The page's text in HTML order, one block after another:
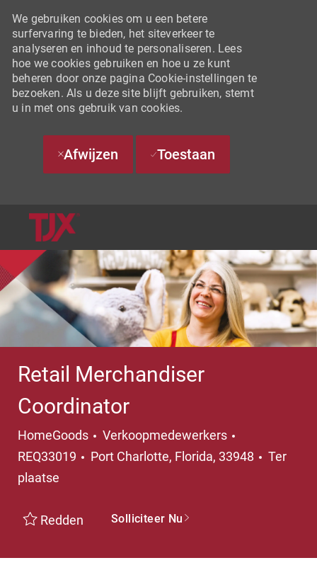
We gebruiken cookies om u een betere
surfervaring te bieden, het siteverkeer te
analyseren en inhoud te personaliseren. Lees
hoe we cookies gebruiken en hoe u ze kunt
beheren door onze pagina Cookie-instellingen te
bezoeken. Als u deze site blijft gebruiken, stemt
u in met ons gebruik van cookies.
Afwijzen Toestaan
Retail Merchandiser
Coordinator
HomeGoods Categorie
Verkoopmedewerkers
REQ33019
Plaats
Port Charlotte, Florida, 33948
Ter
plaatse
Redden Solliciteer Nu